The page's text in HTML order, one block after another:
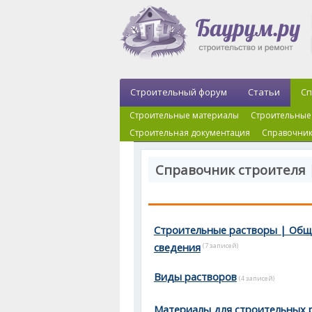
Строительный форум Статьи
Строительные материалы
Строительная документация
Справочник
Строительные растворы |
сведения (7 записей)
Виды растворов (4 записей)
Материалы для строительных